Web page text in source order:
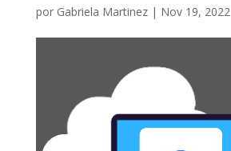
por Gabriela Martinez| Nov 19, 2022